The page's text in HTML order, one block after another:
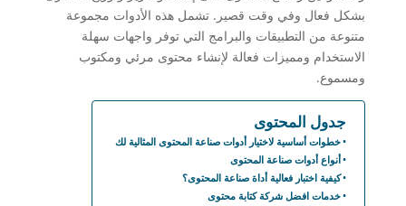
بشكل فعال وفي وقت قصير. تشمل هذه الأدوات مجموعة
متنوعة من التطبيقات والبرامج التي توفر واجهات سهلة
الاستخدام ومميزات فعالة لإنشاء محتوى مرئي ومكتوب
ومسموع.
جدول المحتوى
خطوات أساسية لاختيار أدوات صناعة المحتوى المثالية لك
أنواع أدوات صناعة المحتوى
كيفية اختبار فعالية أداة صناعة المحتوى؟
خدمات افضل شركة كتابة محتوى